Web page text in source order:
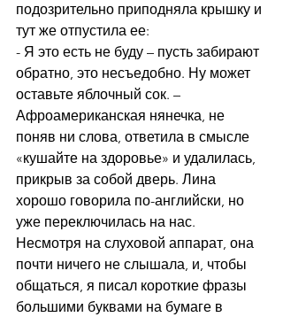
подозрительно приподняла крышку и
тут же отпустила ее:
- Я это есть не буду – пусть забирают
обратно, это несъедобно. Ну может
оставьте яблочный сок. –
Афроамериканская нянечка, не
поняв ни слова, ответила в смысле
«кушайте на здоровье» и удалилась,
прикрыв за собой дверь. Лина
хорошо говорила по-английски, но
уже переключилась на нас.
Несмотря на слуховой аппарат, она
почти ничего не слышала, и, чтобы
общаться, я писал короткие фразы
большими буквами на бумаге в